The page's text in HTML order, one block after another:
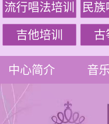
流行唱法培训 民族
吉他培训 古
中心简介 音